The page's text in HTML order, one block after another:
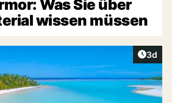
Was Sie über
wissen müssen
3d